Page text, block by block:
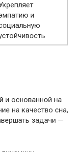
и
и основанной на
на качество сна,
задачи —